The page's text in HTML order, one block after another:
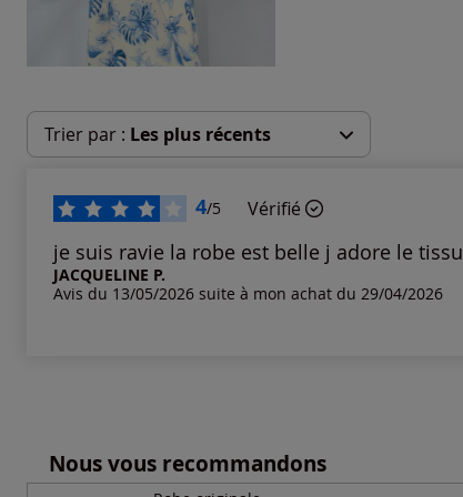
Trier par : Les plus récents
Les plus anciens
4/5 Vérifié
je suis ravie la robe est belle j adore le tissu
JACQUELINE P.
Avis du 13/05/2026 suite à mon achat du 29/04/2026
Nous vous recommandons